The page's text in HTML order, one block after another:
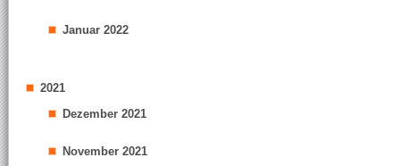
Januar 2022
2021
Dezember 2021
November 2021